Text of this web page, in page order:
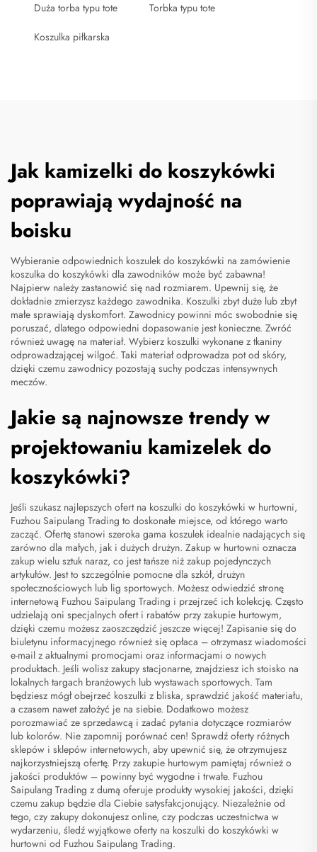
Duża torba typu tote Torbka typu tote
Koszulka piłkarska
Jak kamizelki do koszykówki
poprawiają wydajność na
boisku
Wybieranie odpowiednich koszulek do koszykówki na zamówienie
koszulka do koszykówki dla zawodników może być zabawna!
Najpierw należy zastanowić się nad rozmiarem. Upewnij się, że
dokładnie zmierzysz każdego zawodnika. Koszulki zbyt duże lub zbyt
małe sprawiają dyskomfort. Zawodnicy powinni móc swobodnie się
poruszać, dlatego odpowiedni dopasowanie jest konieczne. Zwróć
również uwagę na materiał. Wybierz koszulki wykonane z tkaniny
odprowadzającej wilgoć. Taki materiał odprowadza pot od skóry,
dzięki czemu zawodnicy pozostają suchy podczas intensywnych
meczów.
Jakie są najnowsze trendy w
projektowaniu kamizelek do
koszykówki?
Jeśli szukasz najlepszych ofert na koszulki do koszykówki w hurtowni,
Fuzhou Saipulang Trading to doskonałe miejsce, od którego warto
zacząć. Ofertę stanowi szeroka gama koszulek idealnie nadających się
zarówno dla małych, jak i dużych drużyn. Zakup w hurtowni oznacza
zakup wielu sztuk naraz, co jest tańsze niż zakup pojedynczych
artykułów. Jest to szczególnie pomocne dla szkół, drużyn
społecznościowych lub lig sportowych. Możesz odwiedzić stronę
internetową Fuzhou Saipulang Trading i przejrzeć ich kolekcję. Często
udzielają oni specjalnych ofert i rabatów przy zakupie hurtowym,
dzięki czemu możesz zaoszczędzić jeszcze więcej! Zapisanie się do
biuletynu informacyjnego również się opłaca – otrzymasz wiadomości
e-mail z aktualnymi promocjami oraz informacjami o nowych
produktach. Jeśli wolisz zakupy stacjonarne, znajdziesz ich stoisko na
lokalnych targach branżowych lub wystawach sportowych. Tam
będziesz mógł obejrzeć koszulki z bliska, sprawdzić jakość materiału,
a czasem nawet założyć je na siebie. Dodatkowo możesz
porozmawiać ze sprzedawcą i zadać pytania dotyczące rozmiarów
lub kolorów. Nie zapomnij porównać cen! Sprawdź oferty różnych
sklepów i sklepów internetowych, aby upewnić się, że otrzymujesz
najkorzystniejszą ofertę. Przy zakupie hurtowym pamiętaj również o
jakości produktów – powinny być wygodne i trwałe. Fuzhou
Saipulang Trading z dumą oferuje produkty wysokiej jakości, dzięki
czemu zakup będzie dla Ciebie satysfakcjonujący. Niezależnie od
tego, czy zakupy dokonujesz online, czy podczas uczestnictwa w
wydarzeniu, śledź wyjątkowe oferty na koszulki do koszykówki w
hurtowni od Fuzhou Saipulang Trading.